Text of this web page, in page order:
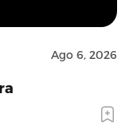
Ago 6, 2026